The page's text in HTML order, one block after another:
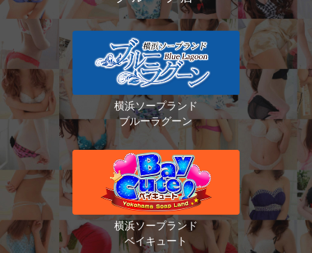
横浜ソープランド
ブルーラグーン
横浜ソープランド
ベイキュート